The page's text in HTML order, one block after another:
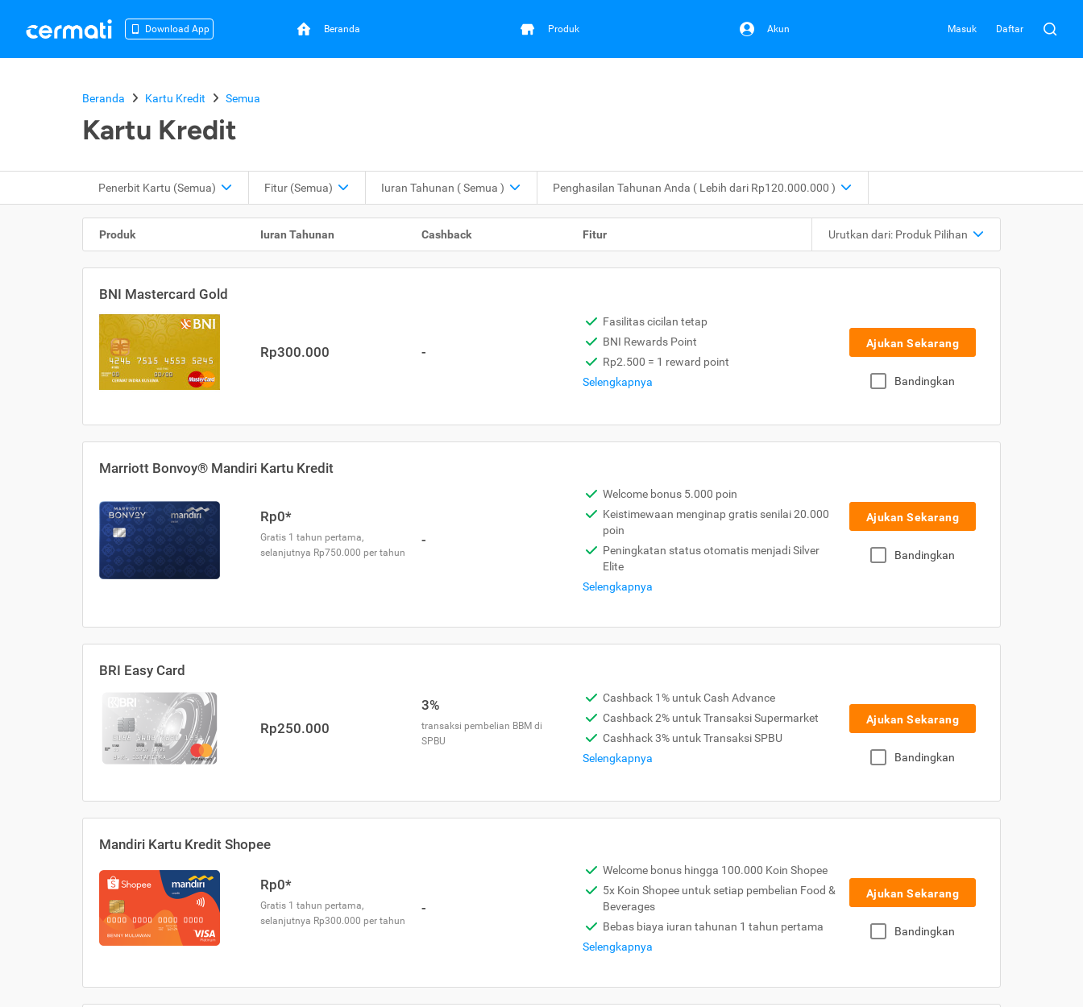
Download App Beranda Produk Akun Masuk Daftar
Beranda Kartu Kredit Semua
Kartu Kredit
Penerbit Kartu (Semua) Fitur (Semua) Iuran Tahunan ( Semua ) Penghasilan Tahunan Anda ( Lebih dari Rp120.000.000 )
Produk Iuran Tahunan Cashback Fitur Urutkan dari: Produk Pilihan
BNI Mastercard Gold
Rp300.000 -
Fasilitas cicilan tetap
BNI Rewards Point
Rp2.500 = 1 reward point
Selengkapnya
Ajukan Sekarang
Bandingkan
Marriott Bonvoy® Mandiri Kartu Kredit
Rp0*
Gratis 1 tahun pertama,
selanjutnya Rp750.000 per tahun
-
Welcome bonus 5.000 poin
Keistimewaan menginap gratis senilai 20.000
poin
Peningkatan status otomatis menjadi Silver
Elite
Selengkapnya
Ajukan Sekarang
Bandingkan
BRI Easy Card
Rp250.000
3%
transaksi pembelian BBM di
SPBU
Cashback 1% untuk Cash Advance
Cashback 2% untuk Transaksi Supermarket
Cashhack 3% untuk Transaksi SPBU
Selengkapnya
Ajukan Sekarang
Bandingkan
Mandiri Kartu Kredit Shopee
Rp0*
Gratis 1 tahun pertama,
selanjutnya Rp300.000 per tahun
-
Welcome bonus hingga 100.000 Koin Shopee
5x Koin Shopee untuk setiap pembelian Food &
Beverages
Bebas biaya iuran tahunan 1 tahun pertama
Selengkapnya
Ajukan Sekarang
Bandingkan